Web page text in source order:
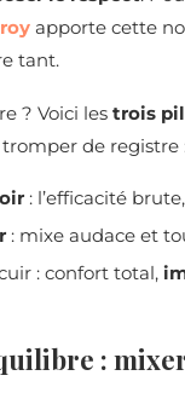
apporte cette
tant.
? Voici les trois
de registre
: l’efficacité
: mixe audace et
: confort total,
: